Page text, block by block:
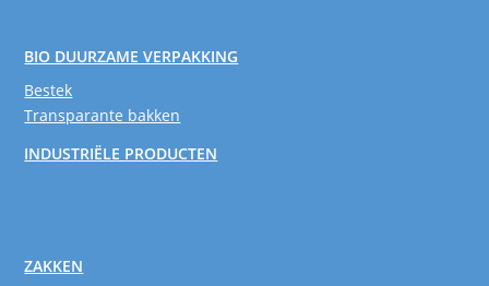
BIO DUURZAME VERPAKKING
Bestek
Transparante bakken
INDUSTRIËLE PRODUCTEN
ZAKKEN